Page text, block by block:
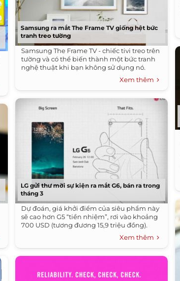
Samsung ra mắt The Frame TV giống hệt bức
tranh treo tường
Samsung The Frame TV - chiếc tivi treo trên
tường và có thể biến thành một bức tranh
nghệ thuật khi bạn không sử dụng nó.
Xem thêm
LG gửi thư mời sự kiện ra mắt G6, bán ra trong
tháng 3
Dự đoán, giá khởi điểm của siêu phẩm này
sẽ cao hơn G5 “tiền nhiệm”, rơi vào khoảng
700 USD (tương đương 15,9 triệu đồng).
Xem thêm